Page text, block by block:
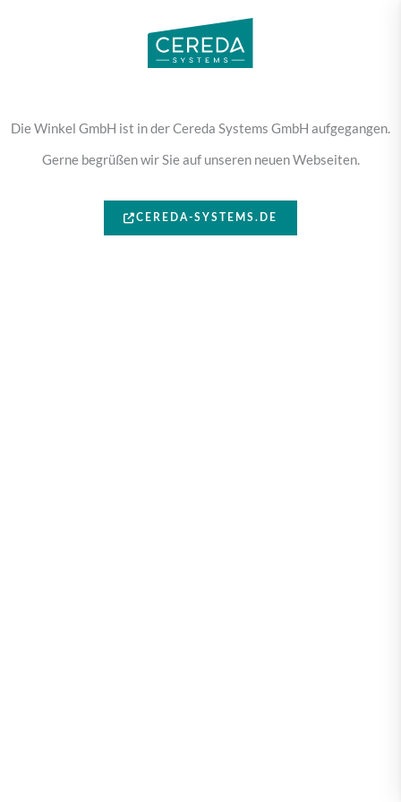
Die Winkel GmbH ist in der Cereda Systems GmbH aufgegangen.
Gerne begrüßen wir Sie auf unseren neuen Webseiten.
CEREDA-SYSTEMS.DE